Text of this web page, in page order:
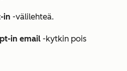
in -välilehteä.
in email -kytkin pois